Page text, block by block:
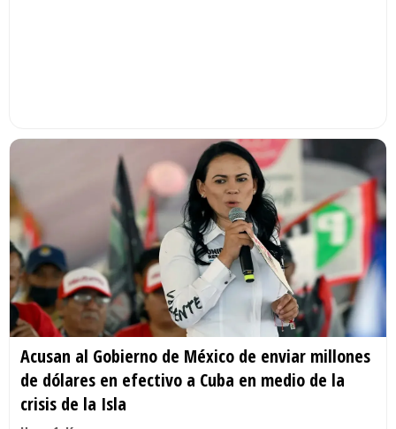
Acusan al Gobierno de México de enviar millones
de dólares en efectivo a Cuba en medio de la
crisis de la Isla